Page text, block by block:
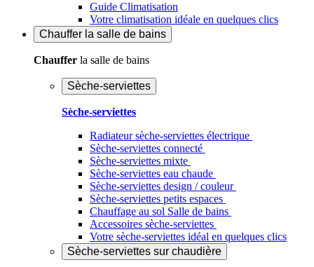
Guide Climatisation
Votre climatisation idéale en quelques clics
Chauffer la salle de bains
Chauffer la salle de bains
Sèche-serviettes
Sèche-serviettes
Radiateur sèche-serviettes électrique
Sèche-serviettes connecté
Sèche-serviettes mixte
Sèche-serviettes eau chaude
Sèche-serviettes design / couleur
Sèche-serviettes petits espaces
Chauffage au sol Salle de bains
Accessoires sèche-serviettes
Votre sèche-serviettes idéal en quelques clics
Sèche-serviettes sur chaudière